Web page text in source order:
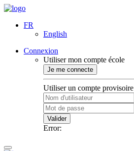
FR
English
Connexion
Utiliser mon compte école
Je me connecte
Utiliser un compte provisoire
Valider
Error: